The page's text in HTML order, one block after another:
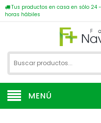
Tus productos en casa en sólo 24
horas hábiles
MENÚ